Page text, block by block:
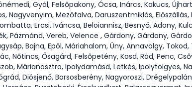
Gyál, Felsőpakony, Ócsa, Inárcs, Kakucs,
Nagyvenyim, Mezőfalva, Daruszentmiklós,
Ercsi, Iváncsa, Beloiannisz, Besnyő, Adony,
Pázmánd, Vereb, Velence , Gárdony, Gárdony,
Bajna, Epöl, Máriahalom, Úny, Annavölgy,
Nőtincs, Ősagárd, Felsőpetény, Kosd, Rád, Penc,
Márianosztra, Ipolydamásd, Letkés, Ipolytölgyes,
Diósjenő, Borsosberény, Nagyoroszi,